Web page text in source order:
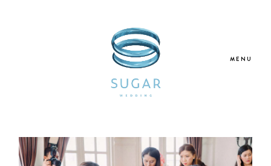
MENU
About Us